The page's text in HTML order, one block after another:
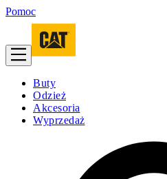
Pomoc
Buty
Odzież
Akcesoria
Wyprzedaż